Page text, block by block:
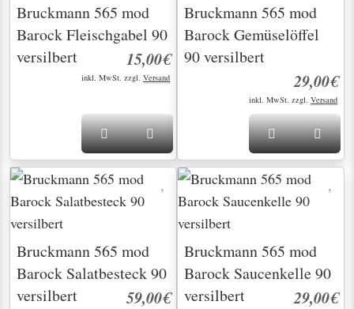
Bruckmann 565 mod
Barock Fleischgabel 90
versilbert
15,00€
inkl. MwSt. zzgl. Versand
Bruckmann 565 mod
Barock Gemüselöffel
90 versilbert
29,00€
inkl. MwSt. zzgl. Versand
Bruckmann 565 mod
Barock Salatbesteck 90
versilbert
59,00€
Bruckmann 565 mod
Barock Saucenkelle 90
versilbert
29,00€